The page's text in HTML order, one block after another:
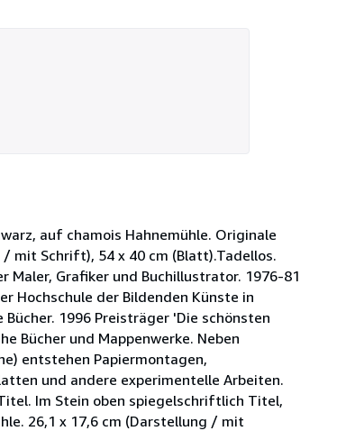
auf chamois Hahnemühle. Originale
mit Schrift), 54 x 40 cm (Blatt).Tadellos.
Grafiker und Buchillustrator. 1976-81
Hochschule der Bildenden Künste in
1996 Preisträger 'Die schönsten
Bücher und Mappenwerke. Neben
entstehen Papiermontagen,
und andere experimentelle Arbeiten.
Im Stein oben spiegelschriftlich Titel,
26,1 x 17,6 cm (Darstellung / mit